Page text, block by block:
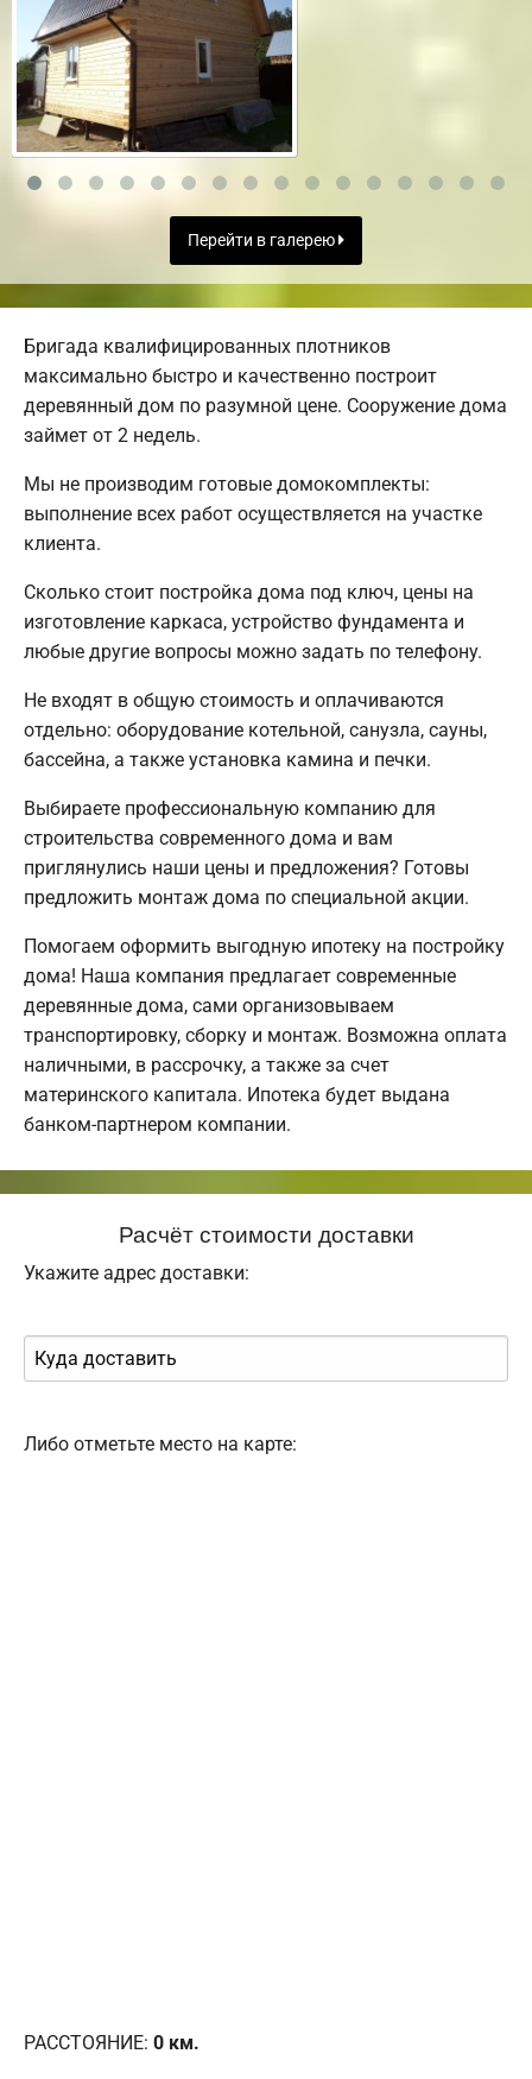
Перейти в галерею
Бригада квалифицированных плотников
максимально быстро и качественно построит
деревянный дом по разумной цене. Сооружение дома
займет от 2 недель.
Мы не производим готовые домокомплекты:
выполнение всех работ осуществляется на участке
клиента.
Сколько стоит постройка дома под ключ, цены на
изготовление каркаса, устройство фундамента и
любые другие вопросы можно задать по телефону.
Не входят в общую стоимость и оплачиваются
отдельно: оборудование котельной, санузла, сауны,
бассейна, а также установка камина и печки.
Выбираете профессиональную компанию для
строительства современного дома и вам
приглянулись наши цены и предложения? Готовы
предложить монтаж дома по специальной акции.
Помогаем оформить выгодную ипотеку на постройку
дома! Наша компания предлагает современные
деревянные дома, сами организовываем
транспортировку, сборку и монтаж. Возможна оплата
наличными, в рассрочку, а также за счет
материнского капитала. Ипотека будет выдана
банком-партнером компании.
Расчёт стоимости доставки
Укажите адрес доставки:
Либо отметьте место на карте:
РАССТОЯНИЕ: 0 км.